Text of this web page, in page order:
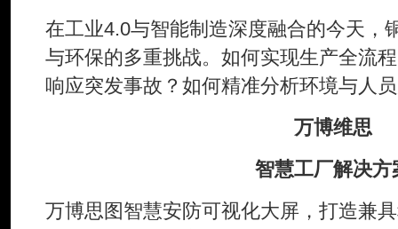
在工业4.0与智能制造深度融合的今天，
与环保的多重挑战。如何实现生产全流
响应突发事故？如何精准分析环境与人
万博维思
智慧工厂解决方
万博思图智慧安防可视化大屏，打造兼